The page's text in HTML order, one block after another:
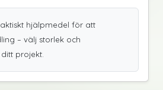
hjälpmedel för att
– välj storlek och
projekt.